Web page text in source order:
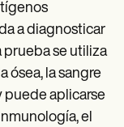
a diagnosticar
prueba se utiliza
ósea, la sangre
puede aplicarse
el